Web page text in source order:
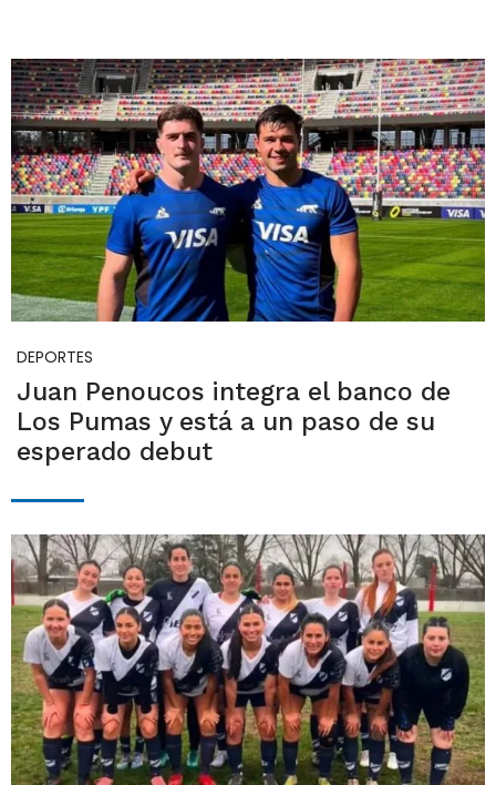
DEPORTES
Juan Penoucos integra el banco de
Los Pumas y está a un paso de su
esperado debut